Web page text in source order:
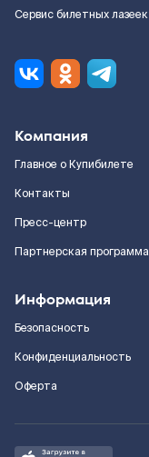
Сервис билетных лазеек
Компания
Главное о Купибилете
Контакты
Пресс-центр
Партнерская программа
Информация
Безопасность
Конфиденциальность
Оферта